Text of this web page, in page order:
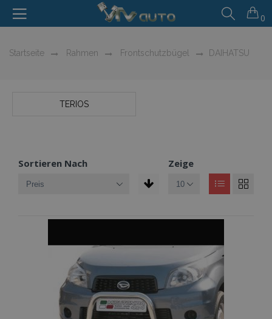
0
Startseite Rahmen Frontschutzbügel DAIHATSU
TERIOS
Sortieren Nach Zeige